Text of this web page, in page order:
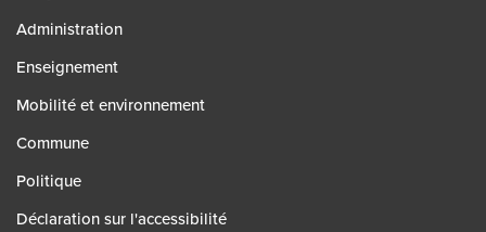
Administration
Enseignement
Mobilité et environnement
Commune
Politique
Déclaration sur l'accessibilité